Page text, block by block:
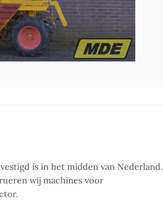
is in het midden van Nederland.
wij machines voor